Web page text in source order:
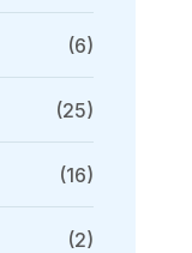
(6)
(25)
(16)
(2)